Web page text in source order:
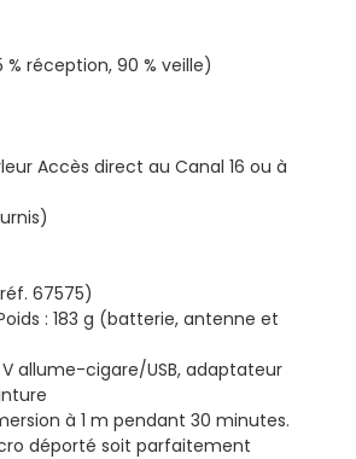
réception, 90 % veille)
Accès direct au Canal 16 ou à
67575)
: 183 g (batterie, antenne et
allume-cigare/USB, adaptateur
à 1 m pendant 30 minutes.
déporté soit parfaitement